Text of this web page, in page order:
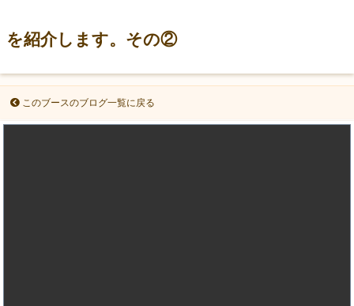
を紹介します。その②
このブースのブログ一覧に戻る